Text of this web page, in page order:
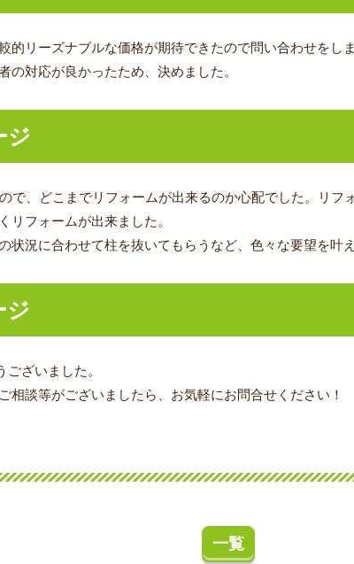
的リーズナブルな価格が期待できたので問い合わせをしま
の対応が良かったため、決めました。
ジ
で、どこまでリフォームが出来るのか心配でした。リ
リフォームが出来ました。
状況に合わせて柱を抜いてもらうなど、色々な要望を叶
ジ
ざいました。
相談等がございましたら、お気軽にお問合せください！
一覧